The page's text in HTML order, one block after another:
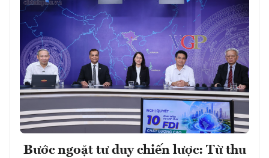
Bước ngoặt tư duy chiến lược: Từ thu